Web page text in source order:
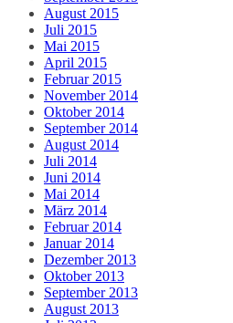
August 2015
Juli 2015
Mai 2015
April 2015
Februar 2015
November 2014
Oktober 2014
September 2014
August 2014
Juli 2014
Juni 2014
Mai 2014
März 2014
Februar 2014
Januar 2014
Dezember 2013
Oktober 2013
September 2013
August 2013